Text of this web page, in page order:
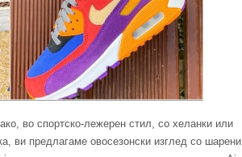
во спортско-лежерен стил, со хеланки или
ви предлагаме овосезонски изглед со шарени